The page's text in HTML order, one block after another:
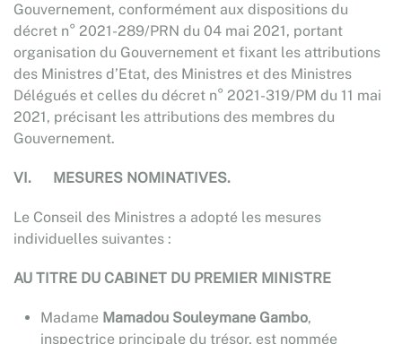
Gouvernement, conformément aux dispositions du
décret n° 2021-289/PRN du 04 mai 2021, portant
organisation du Gouvernement et fixant les attributions
des Ministres d’Etat, des Ministres et des Ministres
Délégués et celles du décret n° 2021-319/PM du 11 mai
2021, précisant les attributions des membres du
Gouvernement.
VI. MESURES NOMINATIVES.
Le Conseil des Ministres a adopté les mesures
individuelles suivantes :
AU TITRE DU CABINET DU PREMIER MINISTRE
Madame Mamadou Souleymane Gambo,
inspectrice principale du trésor, est nommée